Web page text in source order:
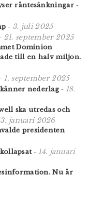
räntesänkningar-
- 3. juli 2025
- 21. september 2025
Dominion
till en halv miljon.
- 1. september 2025
nederlag- 18.
ska utredas och
januari 2026
presidenten
- 14. januari
Nu är